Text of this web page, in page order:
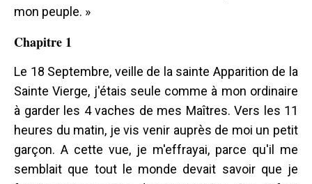
mon peuple. »
Chapitre 1
Le 18 Septembre, veille de la sainte Apparition de la
Sainte Vierge, j'étais seule comme à mon ordinaire
à garder les 4 vaches de mes Maîtres. Vers les 11
heures du matin, je vis venir auprès de moi un petit
garçon. A cette vue, je m'effrayai, parce qu'il me
semblait que tout le monde devait savoir que je